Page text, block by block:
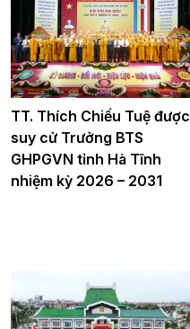
TT. Thích Chiếu Tuệ được
suy cử Trưởng BTS
GHPGVN tỉnh Hà Tĩnh
nhiệm kỳ 2026 – 2031